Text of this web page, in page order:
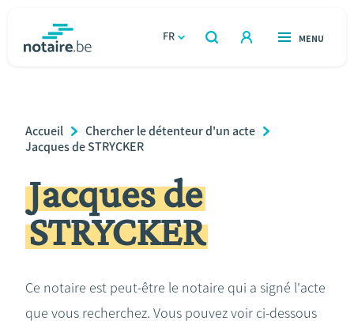
FR
OUVERT
RECHERCHER
OUVERT
MENU
Relations et vivre ensemble
Héritage et donations
Entreprendre
Breadcrumb
Accueil
Chercher le détenteur d'un acte
Jacques de STRYCKER
Jacques de
STRYCKER
Ce notaire est peut-être le notaire qui a signé l'acte
que vous recherchez. Vous pouvez voir ci-dessous